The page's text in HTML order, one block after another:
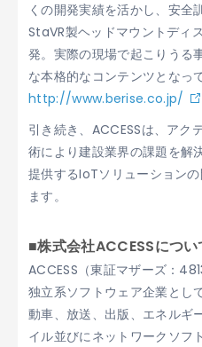
くの開発実績を活かし、安全
StaVR製ヘッドマウントディ
発。実際の現場で起こりうる
な本格的なコンテンツとなっ
http://www.berise.co.jp/
引き続き、ACCESSは、アク
術により建設業界の課題を解
提供するIoTソリューション
ます。
■株式会社ACCESSについ
ACCESS（東証マザーズ：
独立系ソフトウェア企業とし
動車、放送、出版、エネルギ
イル並びにネットワークソフ